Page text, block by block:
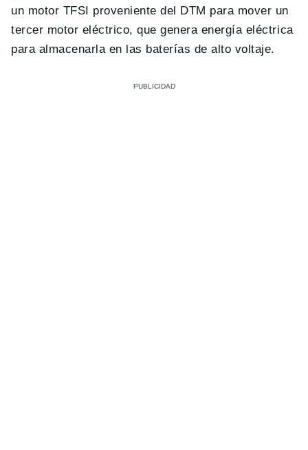
un motor TFSI proveniente del DTM para mover un
tercer motor eléctrico, que genera energía eléctrica
para almacenarla en las baterías de alto voltaje.